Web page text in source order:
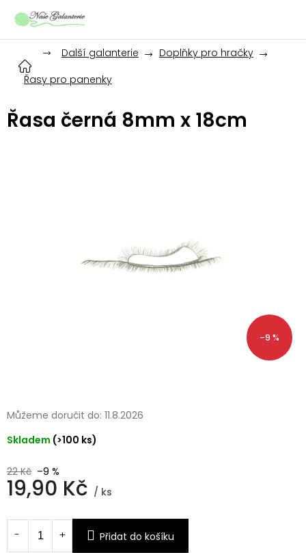
Další galanterie
Doplňky pro hračky
Řasy pro panenky
Řasa černá 8mm x 18cm
–9 %
22 Kč –9 %
19,90 Kč / ks
cena:
Skladem (>100 ks)
Můžeme doručit do: 11.8.2026
Přidat do košíku